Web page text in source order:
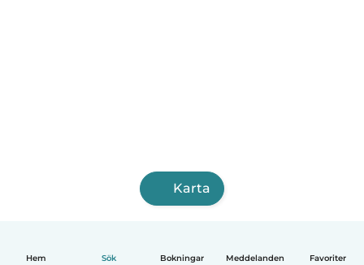
Hem Sök Bokningar Meddelanden Favoriter
Karta